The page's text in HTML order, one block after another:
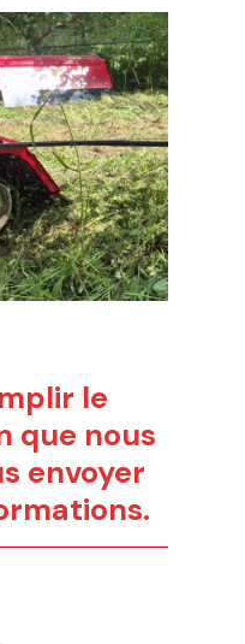
le
que nous
envoyer